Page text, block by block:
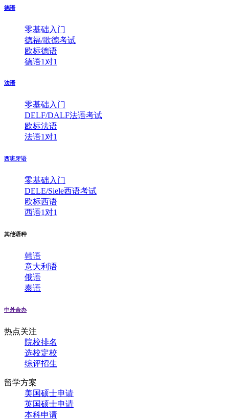
德语
零基础入门
德福/歌德考试
欧标德语
德语1对1
法语
零基础入门
DELF/DALF法语考试
欧标法语
法语1对1
西班牙语
零基础入门
DELE/Siele西语考试
欧标西语
西语1对1
其他语种
韩语
意大利语
俄语
泰语
中外合办
热点关注
院校排名
选校定校
综评招生
留学方案
美国硕士申请
英国硕士申请
本科申请